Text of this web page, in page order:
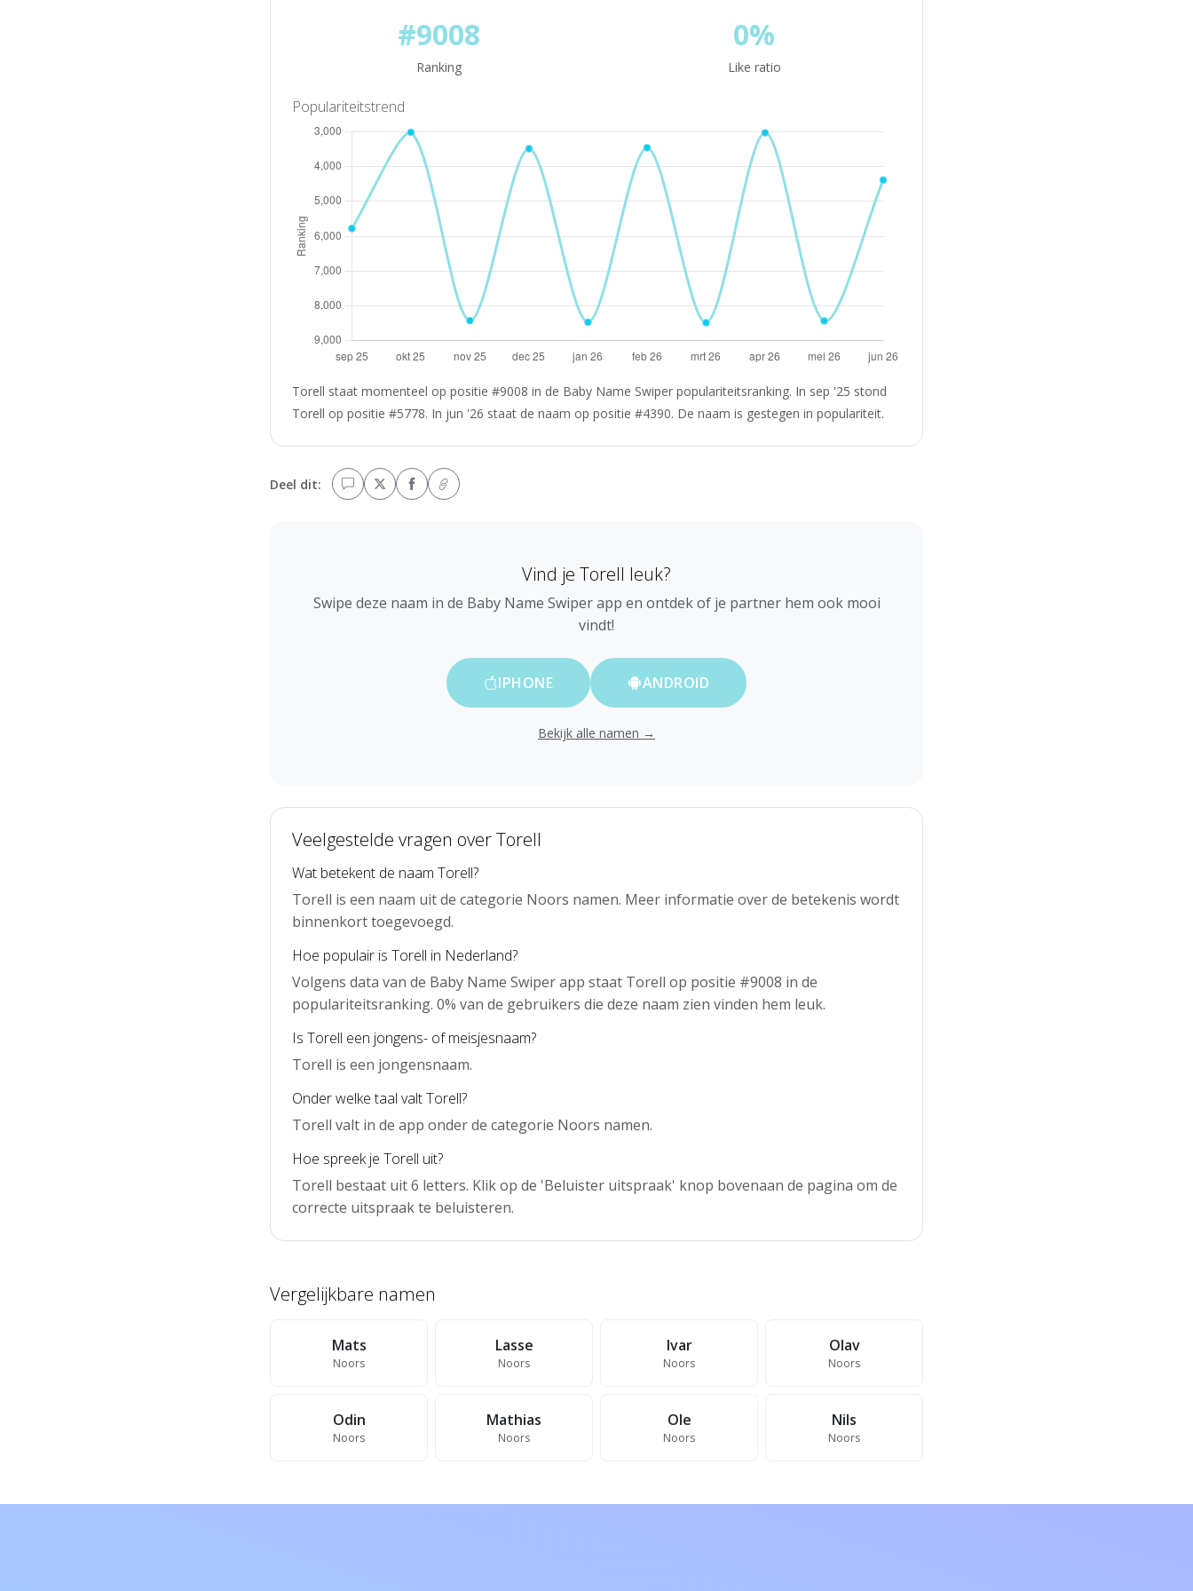
#9008
Ranking
0%
Like ratio
Populariteitstrend
Torell staat momenteel op positie #9008 in de Baby Name Swiper populariteitsranking. In sep '25 stond
Torell op positie #5778. In jun '26 staat de naam op positie #4390. De naam is gestegen in populariteit.
Deel dit:
Vind je Torell leuk?
Swipe deze naam in de Baby Name Swiper app en ontdek of je partner hem ook mooi
vindt!
IPHONE ANDROID
Bekijk alle namen →
Veelgestelde vragen over Torell
Wat betekent de naam Torell?
Torell is een naam uit de categorie Noors namen. Meer informatie over de betekenis wordt
binnenkort toegevoegd.
Hoe populair is Torell in Nederland?
Volgens data van de Baby Name Swiper app staat Torell op positie #9008 in de
populariteitsranking. 0% van de gebruikers die deze naam zien vinden hem leuk.
Is Torell een jongens- of meisjesnaam?
Torell is een jongensnaam.
Onder welke taal valt Torell?
Torell valt in de app onder de categorie Noors namen.
Hoe spreek je Torell uit?
Torell bestaat uit 6 letters. Klik op de 'Beluister uitspraak' knop bovenaan de pagina om de
correcte uitspraak te beluisteren.
Vergelijkbare namen
Mats
Noors
Lasse
Noors
Ivar
Noors
Olav
Noors
Odin
Noors
Mathias
Noors
Ole
Noors
Nils
Noors